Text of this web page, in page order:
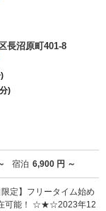
のうち4.5
長沼原町401-8
)
宿泊 6,900 円 ～
定】フリータイム始め
可能！ ☆★☆2023年12